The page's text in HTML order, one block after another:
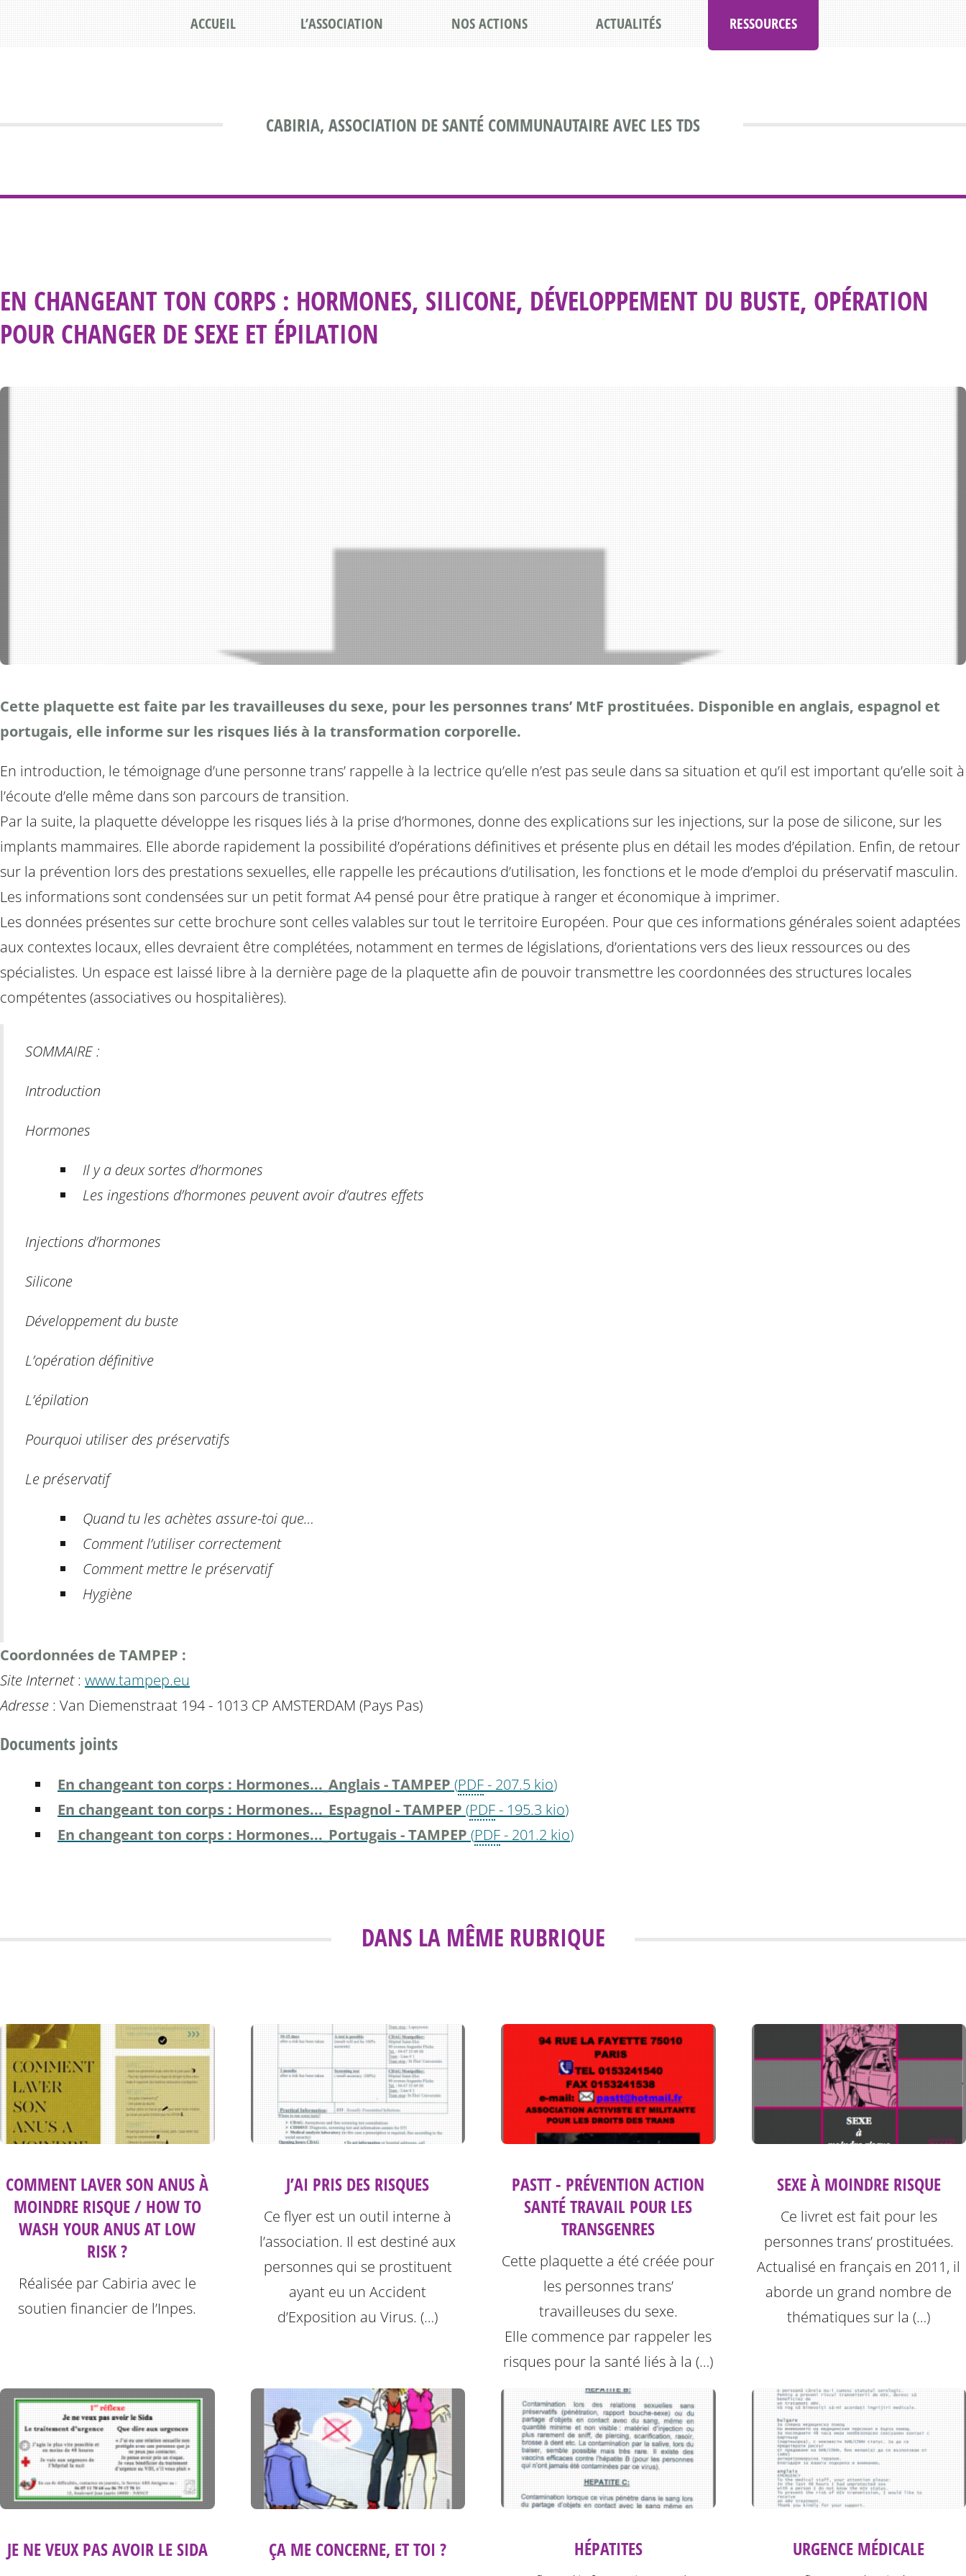
CABIRIA, ASSOCIATION DE SANTÉ COMMUNAUTAIRE AVEC LES TDS
ACCUEIL L’ASSOCIATION NOS ACTIONS ACTUALITÉS RESSOURCES
EN CHANGEANT TON CORPS : HORMONES, SILICONE, DÉVELOPPEMENT DU BUSTE, OPÉRATION
POUR CHANGER DE SEXE ET ÉPILATION
Cette plaquette est faite par les travailleuses du sexe, pour les personnes trans’ MtF prostituées. Disponible en anglais, espagnol et
portugais, elle informe sur les risques liés à la transformation corporelle.
En introduction, le témoignage d’une personne trans’ rappelle à la lectrice qu’elle n’est pas seule dans sa situation et qu’il est important qu’elle soit à
l’écoute d’elle même dans son parcours de transition.
Par la suite, la plaquette développe les risques liés à la prise d’hormones, donne des explications sur les injections, sur la pose de silicone, sur les
implants mammaires. Elle aborde rapidement la possibilité d’opérations définitives et présente plus en détail les modes d’épilation. Enfin, de retour
sur la prévention lors des prestations sexuelles, elle rappelle les précautions d’utilisation, les fonctions et le mode d’emploi du préservatif masculin.
Les informations sont condensées sur un petit format A4 pensé pour être pratique à ranger et économique à imprimer.
Les données présentes sur cette brochure sont celles valables sur tout le territoire Européen. Pour que ces informations générales soient adaptées
aux contextes locaux, elles devraient être complétées, notamment en termes de législations, d’orientations vers des lieux ressources ou des
spécialistes. Un espace est laissé libre à la dernière page de la plaquette afin de pouvoir transmettre les coordonnées des structures locales
compétentes (associatives ou hospitalières).
SOMMAIRE :
Introduction
Hormones
Il y a deux sortes d’hormones
Les ingestions d’hormones peuvent avoir d’autres effets
Injections d’hormones
Silicone
Développement du buste
L’opération définitive
L’épilation
Pourquoi utiliser des préservatifs
Le préservatif
Quand tu les achètes assure-toi que…
Comment l’utiliser correctement
Comment mettre le préservatif
Hygiène
Coordonnées de TAMPEP :
Site Internet: www.tampep.eu
Adresse : Van Diemenstraat 194 - 1013 CP AMSTERDAM (Pays Pas)
Documents joints
En changeant ton corps : Hormones..._Anglais - TAMPEP (PDF- 207.5 kio)
En changeant ton corps : Hormones..._Espagnol - TAMPEP (PDF- 195.3 kio)
En changeant ton corps : Hormones..._Portugais - TAMPEP (PDF- 201.2 kio)
DANS LA MÊME RUBRIQUE
COMMENT LAVER SON ANUS À
MOINDRE RISQUE / HOW TO
WASH YOUR ANUS AT LOW
RISK ?
Réalisée par Cabiria avec le
soutien financier de l’Inpes.
J’AI PRIS DES RISQUES
Ce flyer est un outil interne à
l’association. Il est destiné aux
personnes qui se prostituent
ayant eu un Accident
d’Exposition au Virus. (…)
PASTT - PRÉVENTION ACTION
SANTÉ TRAVAIL POUR LES
TRANSGENRES
Cette plaquette a été créée pour
les personnes trans’
travailleuses du sexe.
Elle commence par rappeler les
risques pour la santé liés à la (…)
SEXE À MOINDRE RISQUE
Ce livret est fait pour les
personnes trans’ prostituées.
Actualisé en français en 2011, il
aborde un grand nombre de
thématiques sur la (…)
JE NE VEUX PAS AVOIR LE SIDA ÇA ME CONCERNE, ET TOI ? HÉPATITES URGENCE MÉDICALE